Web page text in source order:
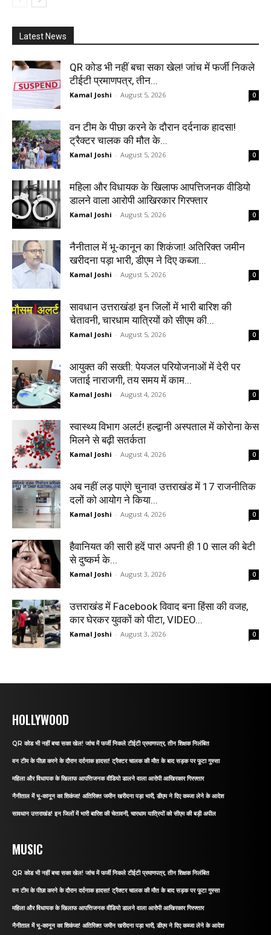
Latest News
QR कोड भी नहीं बचा सका खेल! जांच में फर्जी निकले
टीईटी प्रमाणपत्र, तीन...
Kamal Joshi - August 5, 2026 0
वन टीम के पीछा करने के दौरान दर्दनाक हादसा!
ट्रैक्टर चालक की मौत के...
Kamal Joshi - August 5, 2026 0
महिला और विधायक के खिलाफ आपत्तिजनक वीडियो
डालने वाला आरोपी आखिरकार गिरफ्तार
Kamal Joshi - August 5, 2026 0
नैनीताल में भू-कानून का शिकंजा! अतिरिक्त जमीन
खरीदना पड़ा भारी, डीएम ने दिए कब्जा...
Kamal Joshi - August 5, 2026 0
सावधान उत्तराखंड! इन जिलों में भारी बारिश की
चेतावनी, चारधाम यात्रियों को सीएम की...
Kamal Joshi - August 5, 2026 0
आयुक्त की सख्ती: पेयजल परियोजनाओं में देरी पर
जताई नाराजगी, तय समय में काम...
Kamal Joshi - August 4, 2026 0
स्वास्थ्य विभाग अलर्ट! हल्द्वानी अस्पताल में कोरोना केस
मिलने से बढ़ी सतर्कता
Kamal Joshi - August 4, 2026 0
अब नहीं लड़ पाएंगे चुनाव! उत्तराखंड में 17 राजनीतिक
दलों को आयोग ने किया...
Kamal Joshi - August 4, 2026 0
हैवानियत की सारी हदें पार! अपनी ही 10 साल की बेटी
से दुष्कर्म के...
Kamal Joshi - August 3, 2026 0
उत्तराखंड में Facebook विवाद बना हिंसा की वजह,
कार घेरकर युवकों को पीटा, VIDEO...
Kamal Joshi - August 3, 2026 0
HOLLYWOOD
QR कोड भी नहीं बचा सका खेल! जांच में फर्जी निकले टीईटी प्रमाणपत्र, तीन शिक्षक निलंबित
वन टीम के पीछा करने के दौरान दर्दनाक हादसा! ट्रैक्टर चालक की मौत के बाद सड़क पर फूटा गुस्सा
महिला और विधायक के खिलाफ आपत्तिजनक वीडियो डालने वाला आरोपी आखिरकार गिरफ्तार
नैनीताल में भू-कानून का शिकंजा! अतिरिक्त जमीन खरीदना पड़ा भारी, डीएम ने दिए कब्जा लेने के आदेश
सावधान उत्तराखंड! इन जिलों में भारी बारिश की चेतावनी, चारधाम यात्रियों को सीएम की बड़ी अपील
MUSIC
QR कोड भी नहीं बचा सका खेल! जांच में फर्जी निकले टीईटी प्रमाणपत्र, तीन शिक्षक निलंबित
वन टीम के पीछा करने के दौरान दर्दनाक हादसा! ट्रैक्टर चालक की मौत के बाद सड़क पर फूटा गुस्सा
महिला और विधायक के खिलाफ आपत्तिजनक वीडियो डालने वाला आरोपी आखिरकार गिरफ्तार
नैनीताल में भू-कानून का शिकंजा! अतिरिक्त जमीन खरीदना पड़ा भारी, डीएम ने दिए कब्जा लेने के आदेश